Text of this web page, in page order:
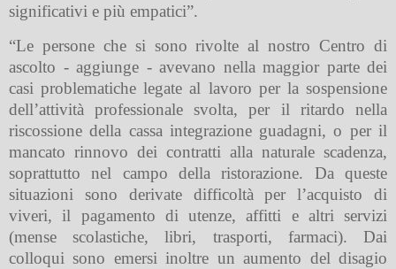
significativi e più empatici”.
“Le persone che si sono rivolte al nostro Centro di
ascolto - aggiunge - avevano nella maggior parte dei
casi problematiche legate al lavoro per la sospensione
dell’attività professionale svolta, per il ritardo nella
riscossione della cassa integrazione guadagni, o per il
mancato rinnovo dei contratti alla naturale scadenza,
soprattutto nel campo della ristorazione. Da queste
situazioni sono derivate difficoltà per l’acquisto di
viveri, il pagamento di utenze, affitti e altri servizi
(mense scolastiche, libri, trasporti, farmaci). Dai
colloqui sono emersi inoltre un aumento del disagio